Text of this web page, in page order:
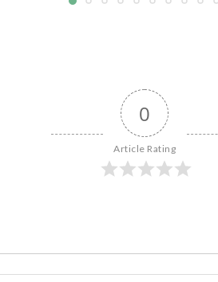
0
Article Rating